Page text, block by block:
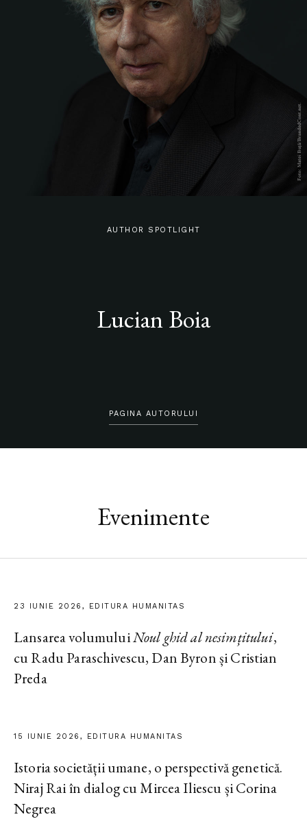
AUTHOR SPOTLIGHT
Lucian Boia
PAGINA AUTORULUI
Evenimente
23 IUNIE 2026, EDITURA HUMANITAS
Lansarea volumuluiNoul ghid al nesimțitului,
cu Radu Paraschivescu, Dan Byron și Cristian
Preda
15 IUNIE 2026, EDITURA HUMANITAS
Istoria societății umane, o perspectivă genetică.
Niraj Rai în dialog cu Mircea Iliescu și Corina
Negrea